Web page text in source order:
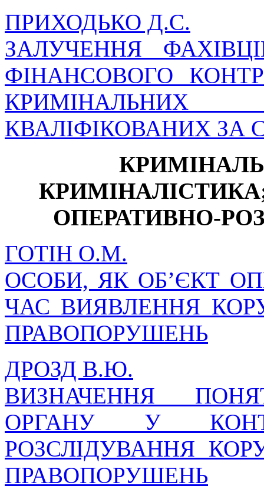
ПРИХОДЬКО Д.С.
ЗАЛУЧЕННЯ
ФІНАНСОВОГО
КВАЛІФІКОВАНИХ ЗА
ОПЕРАТИВНО-
ГОТІН О.М.
ОСОБИ, ЯК ОБ’ЄКТ
ЧАС ВИЯВЛЕННЯ
ПРАВОПОРУШЕНЬ
ДРОЗД В.Ю.
ВИЗНАЧЕННЯ
ОРГАНУ У
РОЗСЛІДУВАННЯ
ПРАВОПОРУШЕНЬ